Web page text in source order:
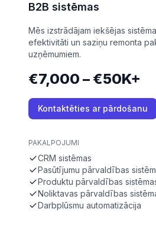
B2B sistēmas
Mēs izstrādājam iekšējas
efektivitāti un saziņu remonta
uzņēmumiem.
€7,000 – €50K+
Kontaktēties ar pārdošanu
PAKALPOJUMI
CRM sistēmas
Pasūtījumu pārvaldības
Produktu pārvaldības
Noliktavas pārvaldības
Darbplūsmu automatizācija